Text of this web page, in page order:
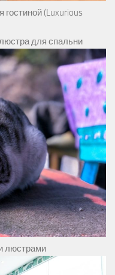
(Luxurious
для спальни
люстрами